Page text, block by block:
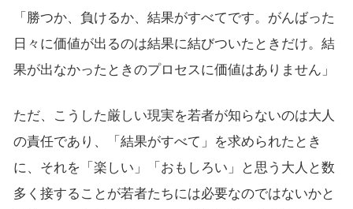
「勝つか、負けるか、結果がすべてです。がんばった
日々に価値が出るのは結果に結びついたときだけ。結
果が出なかったときのプロセスに価値はありません」
ただ、こうした厳しい現実を若者が知らないのは大人
の責任であり、「結果がすべて」を求められたとき
に、それを「楽しい」「おもしろい」と思う大人と数
多く接することが若者たちには必要なのではないかと